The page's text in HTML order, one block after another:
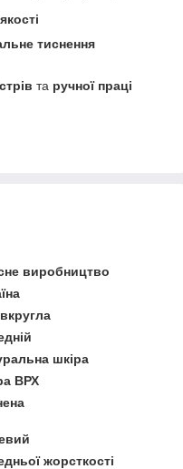
тиснення
та ручної праці
виробництво
шкіра
ВРХ
жорсткості